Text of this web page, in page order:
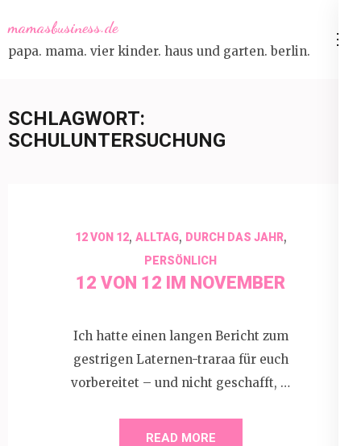
to
content
mamasbusiness.de
papa. mama. vier kinder. haus und garten. berlin.
SCHLAGWORT:
SCHULUNTERSUCHUNG
12 VON 12, ALLTAG, DURCH DAS JAHR,
PERSÖNLICH
12 VON 12 IM NOVEMBER
Ich hatte einen langen Bericht zum
gestrigen Laternen-traraa für euch
vorbereitet – und nicht geschafft, …
READ MORE